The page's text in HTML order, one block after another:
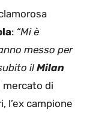
: “Mi è
messo per
ilMilan
mercato di
l’ex campione